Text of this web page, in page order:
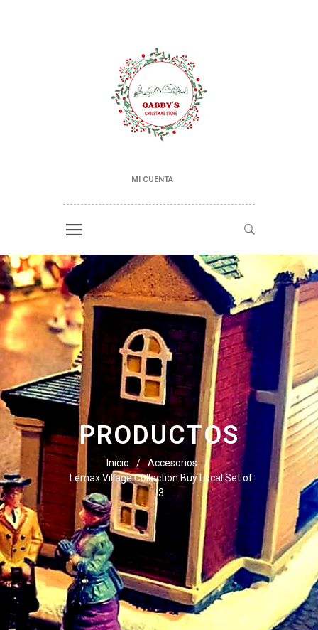
MI CUENTA
PRODUCTOS
Inicio / Accesorios
/
Lemax Village Collection Buy Local Set of
3